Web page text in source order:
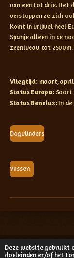
Deze website gebruikt
doeleinden en/of het
van een tot drie. Het
verstoppen ze zich
Komt in vrijwel heel
Spanje alleen in de
zeeniveau tot 2500m.
Vliegtijd: maart,
Status Europa: Soort
Status Benelux: In
Dagvlinders
Vossen
© 2015 - 2024